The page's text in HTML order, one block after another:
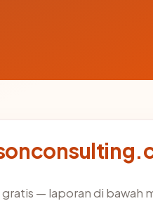
— laporan di bawah